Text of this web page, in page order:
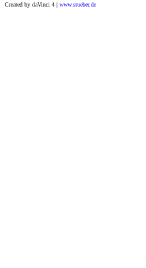
Created by daVinci 4 | www.stueber.de